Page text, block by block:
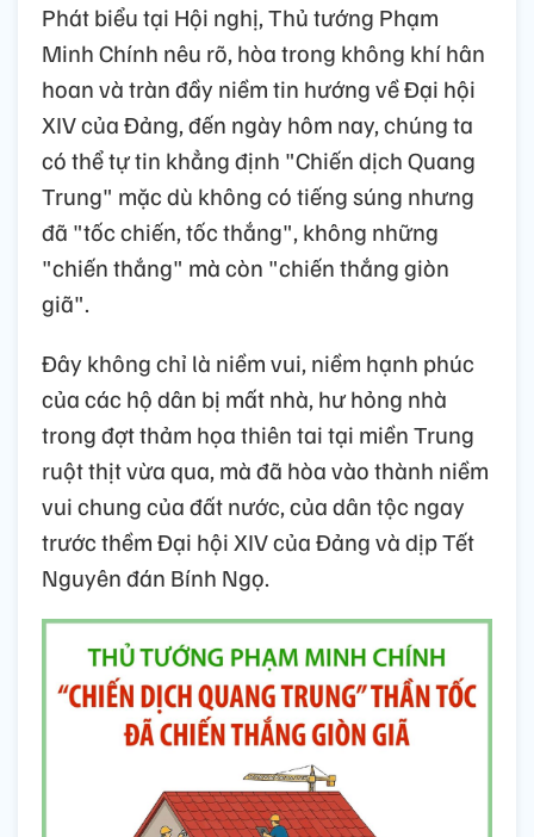
Phát biểu tại Hội nghị, Thủ tướng Phạm
Minh Chính nêu rõ, hòa trong không khí hân
hoan và tràn đầy niềm tin hướng về Đại hội
XIV của Đảng, đến ngày hôm nay, chúng ta
có thể tự tin khẳng định "Chiến dịch Quang
Trung" mặc dù không có tiếng súng nhưng
đã "tốc chiến, tốc thắng", không những
"chiến thắng" mà còn "chiến thắng giòn
giã".
Đây không chỉ là niềm vui, niềm hạnh phúc
của các hộ dân bị mất nhà, hư hỏng nhà
trong đợt thảm họa thiên tai tại miền Trung
ruột thịt vừa qua, mà đã hòa vào thành niềm
vui chung của đất nước, của dân tộc ngay
trước thềm Đại hội XIV của Đảng và dịp Tết
Nguyên đán Bính Ngọ.